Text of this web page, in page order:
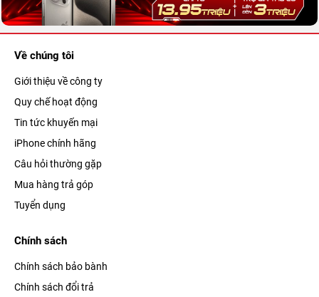
Về chúng tôi
Giới thiệu về công ty
Quy chế hoạt động
Tin tức khuyến mại
iPhone chính hãng
Câu hỏi thường gặp
Mua hàng trả góp
Tuyển dụng
Chính sách
Chính sách bảo bành
Chính sách đổi trả